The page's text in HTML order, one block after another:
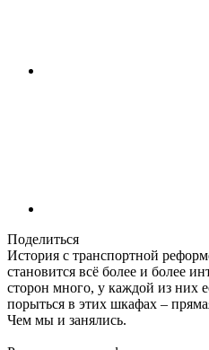
Поделиться
История с транспортной
становится всё более и более
сторон много, у каждой из них
порыться в этих шкафах –
Чем мы и занялись.